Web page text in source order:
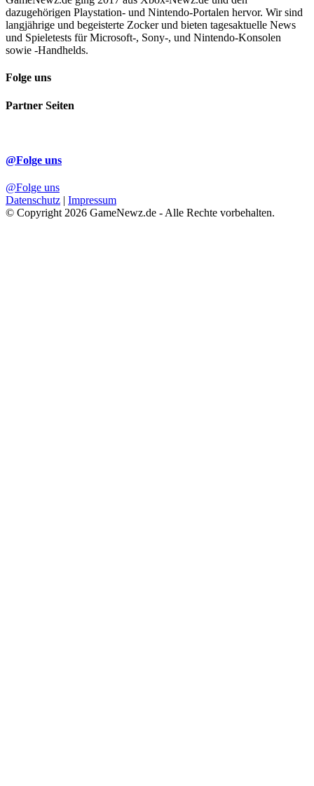
dazugehörigen Playstation- und Nintendo-Portalen hervor. Wir sind
langjährige und begeisterte Zocker und bieten tagesaktuelle News
und Spieletests für Microsoft-, Sony-, und Nintendo-Konsolen
sowie -Handhelds.
Folge uns
Partner Seiten
@Folge uns
@Folge uns
Datenschutz | Impressum
© Copyright 2026 GameNewz.de - Alle Rechte vorbehalten.